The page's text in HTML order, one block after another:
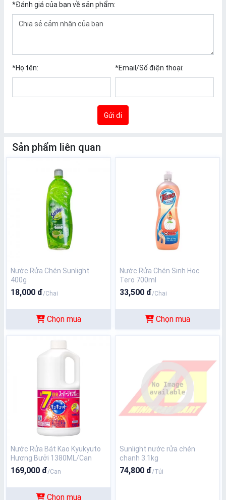
*Đánh giá của bạn về sản phẩm:
*Họ tên: *Email/Số điện thoại:
Gửi đi
Sản phẩm liên quan
Nước Rửa Chén Sunlight
400g
18,000 đ/Chai
Chọn mua
Nước Rửa Chén Sinh Học
Tero 700ml
33,500 đ/Chai
Chọn mua
N­ước Rửa Bát Kao Kyukyuto
Hương Bưởi 1380ML/Can
169,000 đ/Can
Chọn mua
Sunlight nước rửa chén
chanh 3.1kg
74,800 đ/Túi